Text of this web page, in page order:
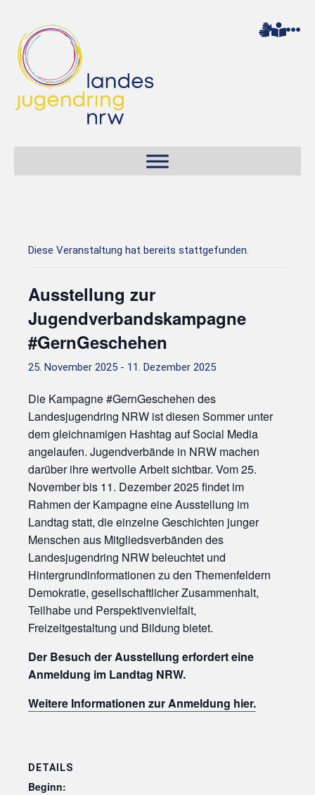
Diese Veranstaltung hat bereits stattgefunden.
Ausstellung zur
Jugendverbandskampagne
#GernGeschehen
25. November 2025 - 11. Dezember 2025
Die Kampagne #GernGeschehen des
Landesjugendring NRW ist diesen Sommer unter
dem gleichnamigen Hashtag auf Social Media
angelaufen. Jugendverbände in NRW machen
darüber ihre wertvolle Arbeit sichtbar. Vom 25.
November bis 11. Dezember 2025 findet im
Rahmen der Kampagne eine Ausstellung im
Landtag statt, die einzelne Geschichten junger
Menschen aus Mitgliedsverbänden des
Landesjugendring NRW beleuchtet und
Hintergrundinformationen zu den Themenfeldern
Demokratie, gesellschaftlicher Zusammenhalt,
Teilhabe und Perspektivenvielfalt,
Freizeitgestaltung und Bildung bietet.
Der Besuch der Ausstellung erfordert eine
Anmeldung im Landtag NRW.
Weitere Informationen zur Anmeldung hier.
DETAILS
Beginn: